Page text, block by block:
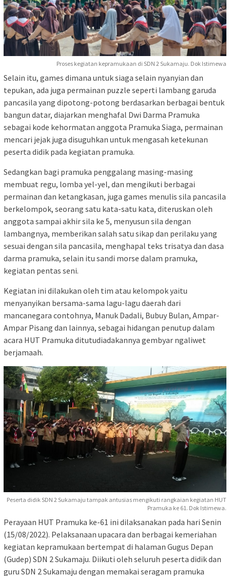
Proses kegiatan kepramukaan di SDN 2 Sukamaju. Dok Istimewa
Selain itu, games dimana untuk siaga selain nyanyian dan
tepukan, ada juga permainan puzzle seperti lambang garuda
pancasila yang dipotong-potong berdasarkan berbagai bentuk
bangun datar, diajarkan menghafal Dwi Darma Pramuka
sebagai kode kehormatan anggota Pramuka Siaga, permainan
mencari jejak juga disuguhkan untuk mengasah ketekunan
peserta didik pada kegiatan pramuka.
Sedangkan bagi pramuka penggalang masing-masing
membuat regu, lomba yel-yel, dan mengikuti berbagai
permainan dan ketangkasan, juga games menulis sila pancasila
berkelompok, seorang satu kata-satu kata, diteruskan oleh
anggota sampai akhir sila ke 5, menyusun sila dengan
lambangnya, memberikan salah satu sikap dan perilaku yang
sesuai dengan sila pancasila, menghapal teks trisatya dan dasa
darma pramuka, selain itu sandi morse dalam pramuka,
kegiatan pentas seni.
Kegiatan ini dilakukan oleh tim atau kelompok yaitu
menyanyikan bersama-sama lagu-lagu daerah dari
mancanegara contohnya, Manuk Dadali, Bubuy Bulan, Ampar-
Ampar Pisang dan lainnya, sebagai hidangan penutup dalam
acara HUT Pramuka ditutudiadakannya gembyar ngaliwet
berjamaah.
Peserta didik SDN 2 Sukamaju tampak antusias mengikuti rangkaian kegiatan HUT
Pramuka ke 61. Dok Istimewa.
Perayaan HUT Pramuka ke-61 ini dilaksanakan pada hari Senin
(15/08/2022). Pelaksanaan upacara dan berbagai kemeriahan
kegiatan kepramukaan bertempat di halaman Gugus Depan
(Gudep) SDN 2 Sukamaju. Diikuti oleh seluruh peserta didik dan
guru SDN 2 Sukamaju dengan memakai seragam pramuka